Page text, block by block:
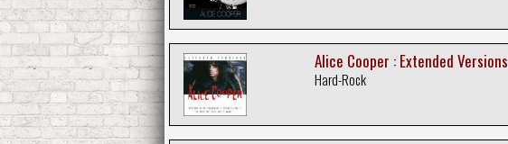
Alice Cooper : Extended Versions
Hard-Rock